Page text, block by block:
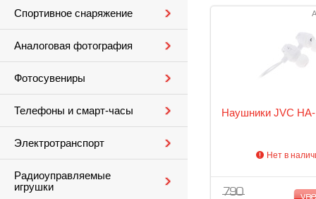
Спортивное снаряжение
Аналоговая фотография
Фотосувениры
Телефоны и смарт-часы
Электротранспорт
Радиоуправляемые
игрушки
Наушники JVC
Нет в
790